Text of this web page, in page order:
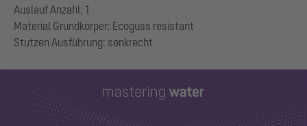
Auslauf Anzahl: 1
Material Grundkörper: Ecoguss resistant